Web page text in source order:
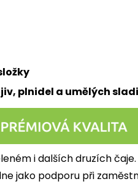
plnidel a umělých
i dalších druzích
jako podporu při